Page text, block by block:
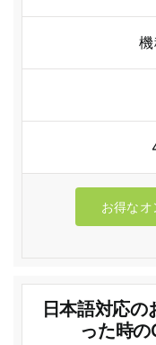
お得なオ
日本語対応
った時の